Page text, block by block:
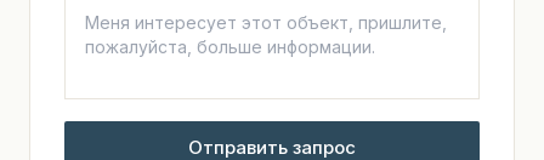
Отправить запрос